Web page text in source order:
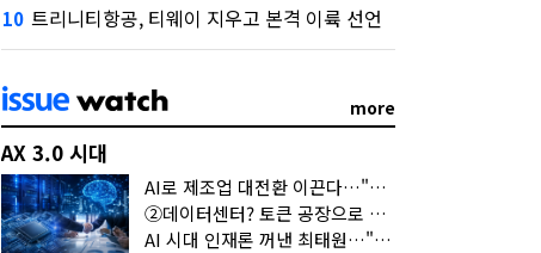
10 트리니티항공, 티웨이 지우고 본격 이륙 선언
more
AX 3.0 시대
AI로 제조업 대전환 이끈다…"2030년까지 민관합동 20조 투자"
②데이터센터? 토큰 공장으로 변신
AI 시대 인재론 꺼낸 최태원…"협업이 경쟁력"